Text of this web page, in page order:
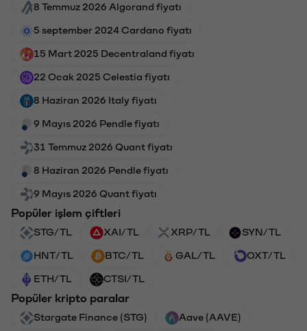
8 Temmuz 2026 Algorand fiyatı
5 september 2024 Cardano fiyatı
15 Mart 2025 Decentraland fiyatı
22 Ocak 2025 Celestia fiyatı
8 Haziran 2026 Italy fiyatı
9 Mayıs 2026 Pendle fiyatı
31 Temmuz 2026 Quant fiyatı
8 Haziran 2026 Pendle fiyatı
9 Mayıs 2026 Quant fiyatı
Popüler işlem çiftleri
STG/TL XAI/TL XRP/TL SYN/TL
HNT/TL BTC/TL GAL/TL OXT/TL
ETH/TL CTSI/TL
Popüler kripto paralar
Stargate Finance (STG) Aave (AAVE)